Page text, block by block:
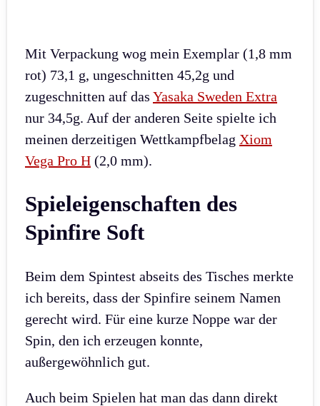
Mit Verpackung wog mein Exemplar (1,8 mm
rot) 73,1 g, ungeschnitten 45,2g und
zugeschnitten auf das Yasaka Sweden Extra
nur 34,5g. Auf der anderen Seite spielte ich
meinen derzeitigen Wettkampfbelag Xiom
Vega Pro H (2,0 mm).
Spieleigenschaften des
Spinfire Soft
Beim dem Spintest abseits des Tisches merkte
ich bereits, dass der Spinfire seinem Namen
gerecht wird. Für eine kurze Noppe war der
Spin, den ich erzeugen konnte,
außergewöhnlich gut.
Auch beim Spielen hat man das dann direkt